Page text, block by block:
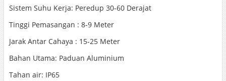
Sistem Suhu Kerja: Peredup 30-60 Derajat
Tinggi Pemasangan : 8-9 Meter
Jarak Antar Cahaya : 15-25 Meter
Bahan Utama: Paduan Aluminium
Tahan air: IP65